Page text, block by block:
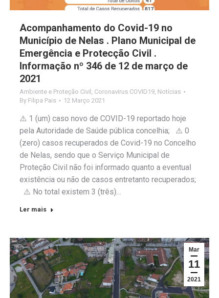
Acompanhamento do Covid-19 no
Município de Nelas . Plano Municipal de
Emergência e Protecção Civil .
Informação nº 346 de 12 de março de
2021
Ambiente e Proteção Civil , Coronavirus COVID19, Notícias
By Filipa Pais 12 Março 2021
⚠️ 1 (um) caso novo de COVID-19 reportado hoje
pela Autoridade de Saúde pública concelhia; ⚠️ 0
(zero) casos recuperados de Covid-19 no Concelho
de Nelas, sendo que o Serviço Municipal de
Proteção Civil não foi informado quanto a eventual
existência ou não de casos entretanto recuperados;
⚠️ No total existem 3 (três)…
Ler mais
Mar
11
2021